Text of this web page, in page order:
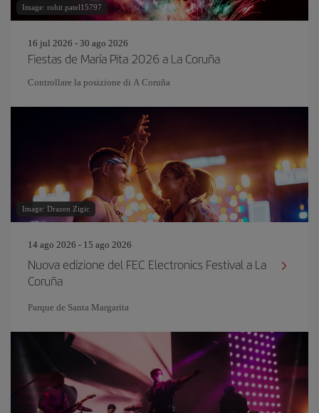
Image: rohit patel15797
16 jul 2026 - 30 ago 2026
Fiestas de María Pita 2026 a La Coruña
Controllare la posizione di A Coruña
Image: Drazen Zigic
14 ago 2026 - 15 ago 2026
Nuova edizione del FEC Electronics Festival a La
Coruña
Parque de Santa Margarita